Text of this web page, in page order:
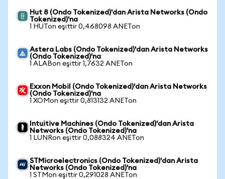
Hut 8 (Ondo Tokenized)'dan Arista Networks (Ondo
Tokenized)'na
1 HUTon eşittir 0,468098 ANETon
Astera Labs (Ondo Tokenized)'dan Arista Networks
(Ondo Tokenized)'na
1 ALABon eşittir 1,7632 ANETon
Exxon Mobil (Ondo Tokenized)'dan Arista Networks
(Ondo Tokenized)'na
1 XOMon eşittir 0,813132 ANETon
Intuitive Machines (Ondo Tokenized)'dan Arista
Networks (Ondo Tokenized)'na
1 LUNRon eşittir 0,088324 ANETon
STMicroelectronics (Ondo Tokenized)'dan Arista
Networks (Ondo Tokenized)'na
1 STMon eşittir 0,291028 ANETon